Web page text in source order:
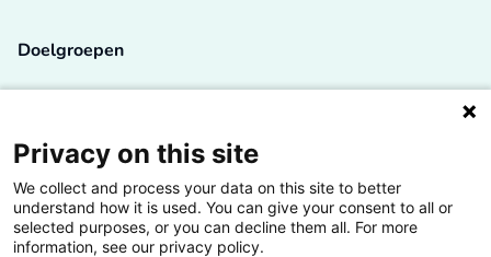
Doelgroepen
Lectoren en onderzoekers
Bedrijven
Hogescholen
Privacy on this site
We collect and process your data on this site to better
understand how it is used. You can give your consent to all or
selected purposes, or you can decline them all. For more
information, see our privacy policy.